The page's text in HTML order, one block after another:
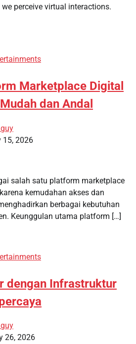
perceive virtual interactions.
Marketplace Digital
dan Andal
15, 2026
salah satu platform marketplace
kemudahan akses dan
berbagai kebutuhan
Keunggulan utama platform […]
dengan Infrastruktur
26, 2026